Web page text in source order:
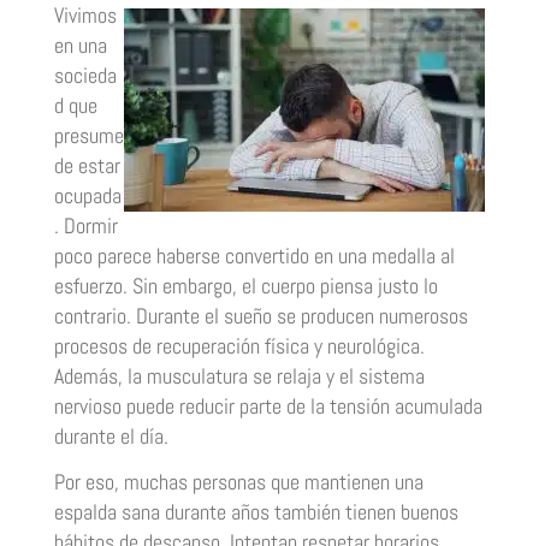
Vivimos
en una
socieda
d que
presume
de estar
ocupada
. Dormir
poco parece haberse convertido en una medalla al
esfuerzo. Sin embargo, el cuerpo piensa justo lo
contrario. Durante el sueño se producen numerosos
procesos de recuperación física y neurológica.
Además, la musculatura se relaja y el sistema
nervioso puede reducir parte de la tensión acumulada
durante el día.
Por eso, muchas personas que mantienen una
espalda sana durante años también tienen buenos